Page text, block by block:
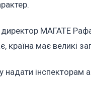
МАГАТЕ
країна має великі
інспекторам